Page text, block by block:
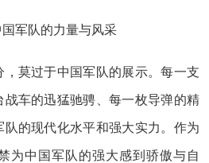
军队的力量与风采
莫过于中国军队的展示。每一支
战车的迅猛驰骋、每一枚导弹的精
的现代化水平和强大实力。作为
为中国军队的强大感到骄傲与自